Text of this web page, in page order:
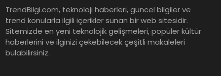
TrendBilgi.com, teknoloji haberleri, güncel bilgiler ve
trend konularla ilgili içerikler sunan bir web sitesidir.
Sitemizde en yeni teknolojik gelişmeleri, popüler kültür
haberlerini ve ilginizi çekebilecek çeşitli makaleleri
bulabilirsiniz.